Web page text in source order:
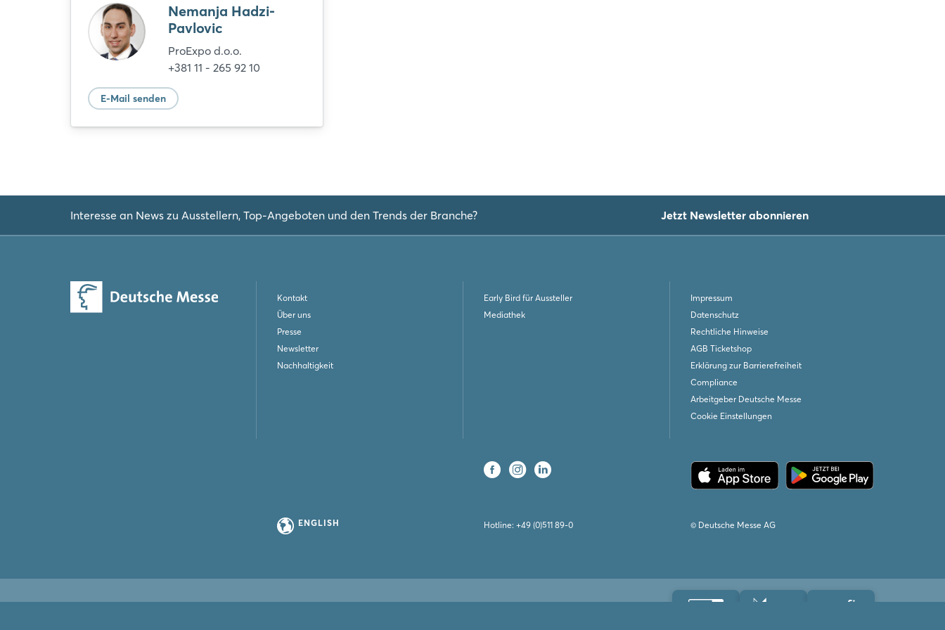
Nemanja Hadzi-
Pavlovic
ProExpo d.o.o.
+381 11 - 265 92 10
E-Mail senden
Interesse an News zu Ausstellern, Top-Angeboten und den Trends der Branche? Jetzt Newsletter abonnieren
Kontakt
Über uns
Presse
Newsletter
Nachhaltigkeit
Early Bird für Aussteller
Mediathek
Impressum
Datenschutz
Rechtliche Hinweise
AGB Ticketshop
Erklärung zur Barrierefreiheit
Compliance
Arbeitgeber Deutsche Messe
Cookie Einstellungen
ENGLISH Hotline: +49 (0)511 89-0 © Deutsche Messe AG